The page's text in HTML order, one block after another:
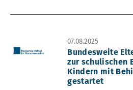
07.08.2025
Bundesweite
zur schulischen
Kindern mit
gestartet